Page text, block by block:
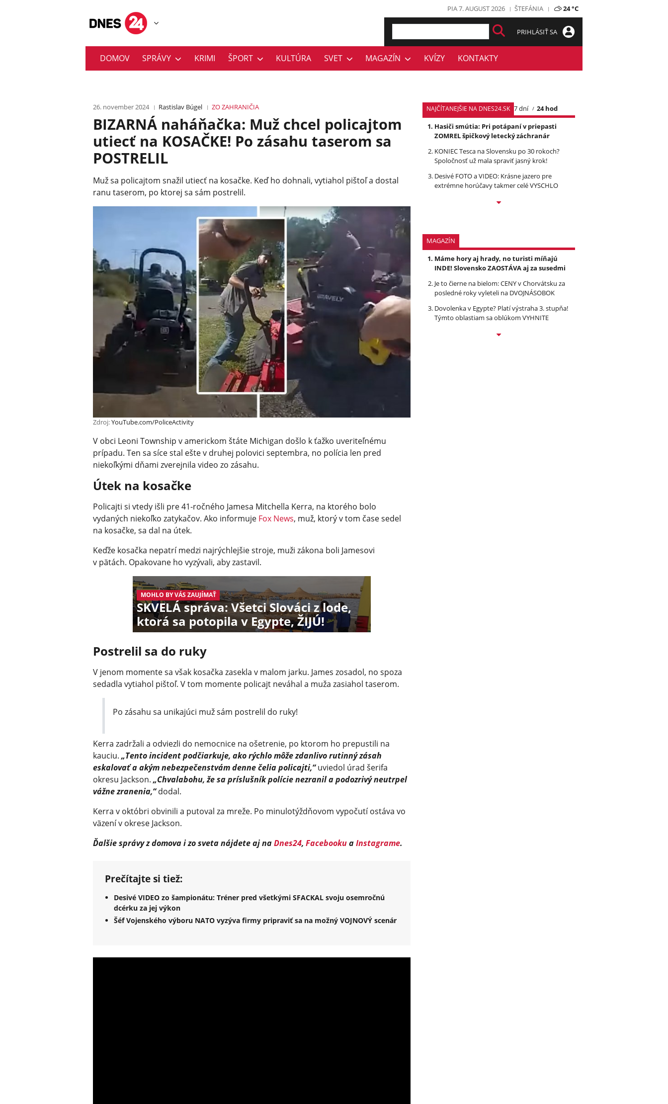
PIA 7. AUGUST 2026 ŠTEFÁNIA 24 °C
PRIHLÁSIŤ SA
DOMOV SPRÁVY KRIMI ŠPORT KULTÚRA SVET MAGAZÍN KVÍZY KONTAKTY
26. november 2024 Rastislav Búgel ZO ZAHRANIČIA
BIZARNÁ naháňačka: Muž chcel policajtom
utiecť na KOSAČKE! Po zásahu taserom sa
POSTRELIL
Muž sa policajtom snažil utiecť na kosačke. Keď ho dohnali, vytiahol pištoľ a dostal
ranu taserom, po ktorej sa sám postrelil.
Zdroj:YouTube.com/PoliceActivity
V obci Leoni Township v americkom štáte Michigan došlo k ťažko uveriteľnému
prípadu. Ten sa síce stal ešte v druhej polovici septembra, no polícia len pred
niekoľkými dňami zverejnila video zo zásahu.
Útek na kosačke
Policajti si vtedy išli pre 41-ročného Jamesa Mitchella Kerra, na ktorého bolo
vydaných niekoľko zatykačov. Ako informuje Fox News, muž, ktorý v tom čase sedel
na kosačke, sa dal na útek.
Keďže kosačka nepatrí medzi najrýchlejšie stroje, muži zákona boli Jamesovi
v pätách. Opakovane ho vyzývali, aby zastavil.
MOHLO BY VÁS ZAUJÍMAŤ
SKVELÁ správa: Všetci Slováci z lode,
ktorá sa potopila v Egypte, ŽIJÚ!
Postrelil sa do ruky
V jenom momente sa však kosačka zasekla v malom jarku. James zosadol, no spoza
sedadla vytiahol pištoľ. V tom momente policajt neváhal a muža zasiahol taserom.
Po zásahu sa unikajúci muž sám postrelil do ruky!
Kerra zadržali a odviezli do nemocnice na ošetrenie, po ktorom ho prepustili na
kauciu. „Tento incident podčiarkuje, ako rýchlo môže zdanlivo rutinný zásah
eskalovať a akým nebezpečenstvám denne čelia policajti,“uviedol úrad šerifa
okresu Jackson. „Chvalabohu, že sa príslušník polície nezranil a podozrivý neutrpel
vážne zranenia,“dodal.
Kerra v októbri obvinili a putoval za mreže. Po minulotýždňovom vypočutí ostáva vo
väzení v okrese Jackson.
Ďalšie správy z domova i zo sveta nájdete aj naDnes24, FacebookuaInstagrame.
Prečítajte si tiež:
Desivé VIDEO zo šampionátu: Tréner pred všetkými SFACKAL svoju osemročnú
dcérku za jej výkon
Šéf Vojenského výboru NATO vyzýva firmy pripraviť sa na možný VOJNOVÝ scenár
NAJČÍTANEJŠIE NA DNES24.SK 7 dní
24 hod
Hasiči smútia: Pri potápaní v priepasti
ZOMREL špičkový letecký záchranár
KONIEC Tesca na Slovensku po 30 rokoch?
Spoločnosť už mala spraviť jasný krok!
Desivé FOTO a VIDEO: Krásne jazero pre
extrémne horúčavy takmer celé VYSCHLO
MAGAZÍN
Máme hory aj hrady, no turisti míňajú
INDE! Slovensko ZAOSTÁVA aj za susedmi
Je to čierne na bielom: CENY v Chorvátsku za
posledné roky vyleteli na DVOJNÁSOBOK
Dovolenka v Egypte? Platí výstraha 3. stupňa!
Týmto oblastiam sa oblúkom VYHNITE